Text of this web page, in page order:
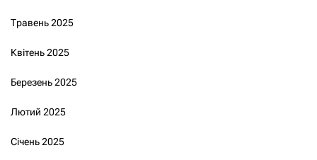
Травень 2025
Квітень 2025
Березень 2025
Лютий 2025
Січень 2025